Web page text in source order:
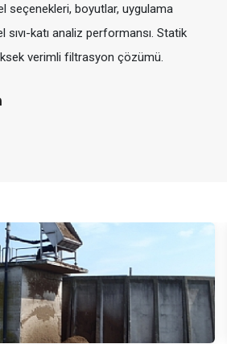
seçenekleri, boyutlar, uygulama
sıvı-katı analiz performansı. Statik
verimli filtrasyon çözümü.